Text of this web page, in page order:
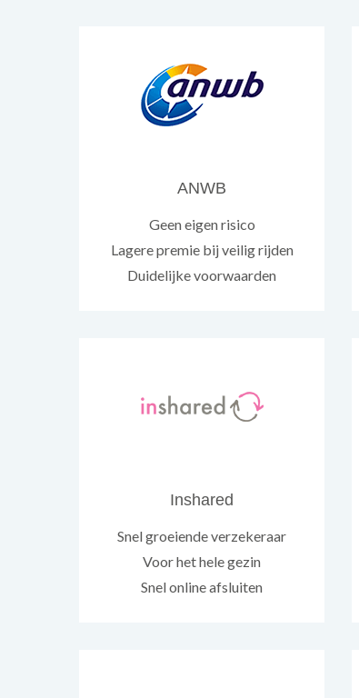
ANWB
Geen eigen risico
Lagere premie bij veilig rijden
Duidelijke voorwaarden
Inshared
Snel groeiende verzekeraar
Voor het hele gezin
Snel online afsluiten